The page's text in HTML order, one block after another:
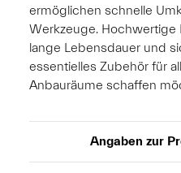
ermöglichen schnelle
Werkzeuge. Hochwertige
lange Lebensdauer und
essentielles Zubehör für
Anbauräume schaffen
Angaben zur